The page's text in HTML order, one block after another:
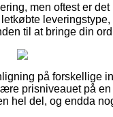
men oftest er
til at bringe din
på forskellige
prisniveauet på
hel del, og endda